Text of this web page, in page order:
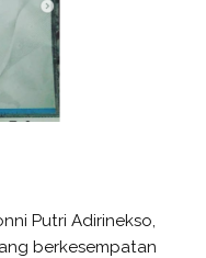
Putri Adirinekso,
berkesempatan